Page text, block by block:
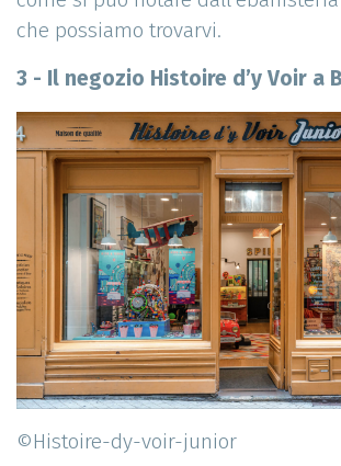
che possiamo trovarvi.
3 - Il negozio Histoire d’y Voir a
©Histoire-dy-voir-junior